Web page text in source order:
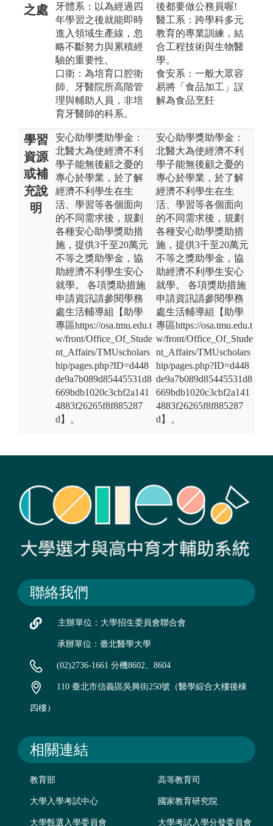
之處
牙體系：以為經過四
年學習之後就能即時
進入領域生產線，忽
略不斷努力與累積經
驗的重要性。
口衛：為培育口腔衛
師、牙醫院所高階管
理與輔助人員，非培
育牙醫師的科系。
後都要做公務員喔!
醫工系：跨學科多元
教育的專業訓練，結
合工程技術與生物醫
學。
食安系：一般大眾容
易將「食品加工」誤
解為食品烹飪
學習
資源
或補
充說
明
安心助學獎助學金：
北醫大為使經濟不利
學子能無後顧之憂的
專心於學業，於了解
經濟不利學生在生
活、學習等各個面向
的不同需求後，規劃
各種安心助學獎助措
施，提供3千至20萬元
不等之獎助學金，協
助經濟不利學生安心
就學。 各項獎助措施
申請資訊請參閱學務
處生活輔導組【助學
專區https://osa.tmu.edu.t
w/front/Office_Of_Stude
nt_Affairs/TMUscholars
hip/pages.php?ID=d448
de9a7b089d85445531d8
669bdb1020c3cbf2a141
4883f26265f8f885287
d】。
安心助學獎助學金：
北醫大為使經濟不利
學子能無後顧之憂的
專心於學業，於了解
經濟不利學生在生
活、學習等各個面向
的不同需求後，規劃
各種安心助學獎助措
施，提供3千至20萬元
不等之獎助學金，協
助經濟不利學生安心
就學。 各項獎助措施
申請資訊請參閱學務
處生活輔導組【助學
專區https://osa.tmu.edu.t
w/front/Office_Of_Stude
nt_Affairs/TMUscholars
hip/pages.php?ID=d448
de9a7b089d85445531d8
669bdb1020c3cbf2a141
4883f26265f8f885287
d】。
聯絡我們
主辦單位：大學招生委員會聯合會
承辦單位：臺北醫學大學
(02)2736-1661 分機8602、8604
110 臺北市信義區吳興街250號（醫學綜合大樓後棟
四樓）
相關連結
教育部 高等教育司
大學入學考試中心 國家教育研究院
大學甄選入學委員會 大學考試入學分發委員會